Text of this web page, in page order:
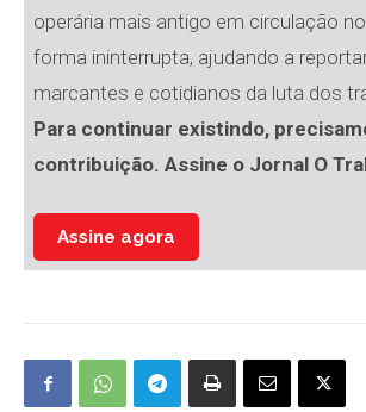
operária mais antigo em circulação
forma ininterrupta, ajudando a
marcantes e cotidianos da luta dos
Para continuar existindo,
contribuição. Assine o Jornal O
Assine agora